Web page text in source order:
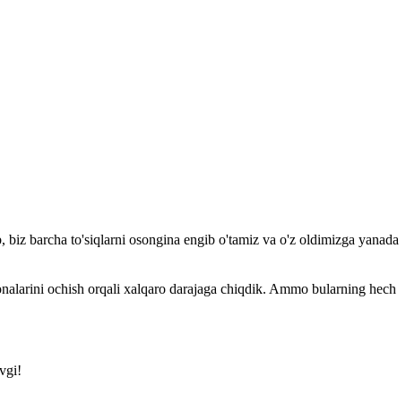
barcha to'siqlarni osongina engib o'tamiz va o'z oldimizga yanada
ochish orqali xalqaro darajaga chiqdik. Ammo bularning hech